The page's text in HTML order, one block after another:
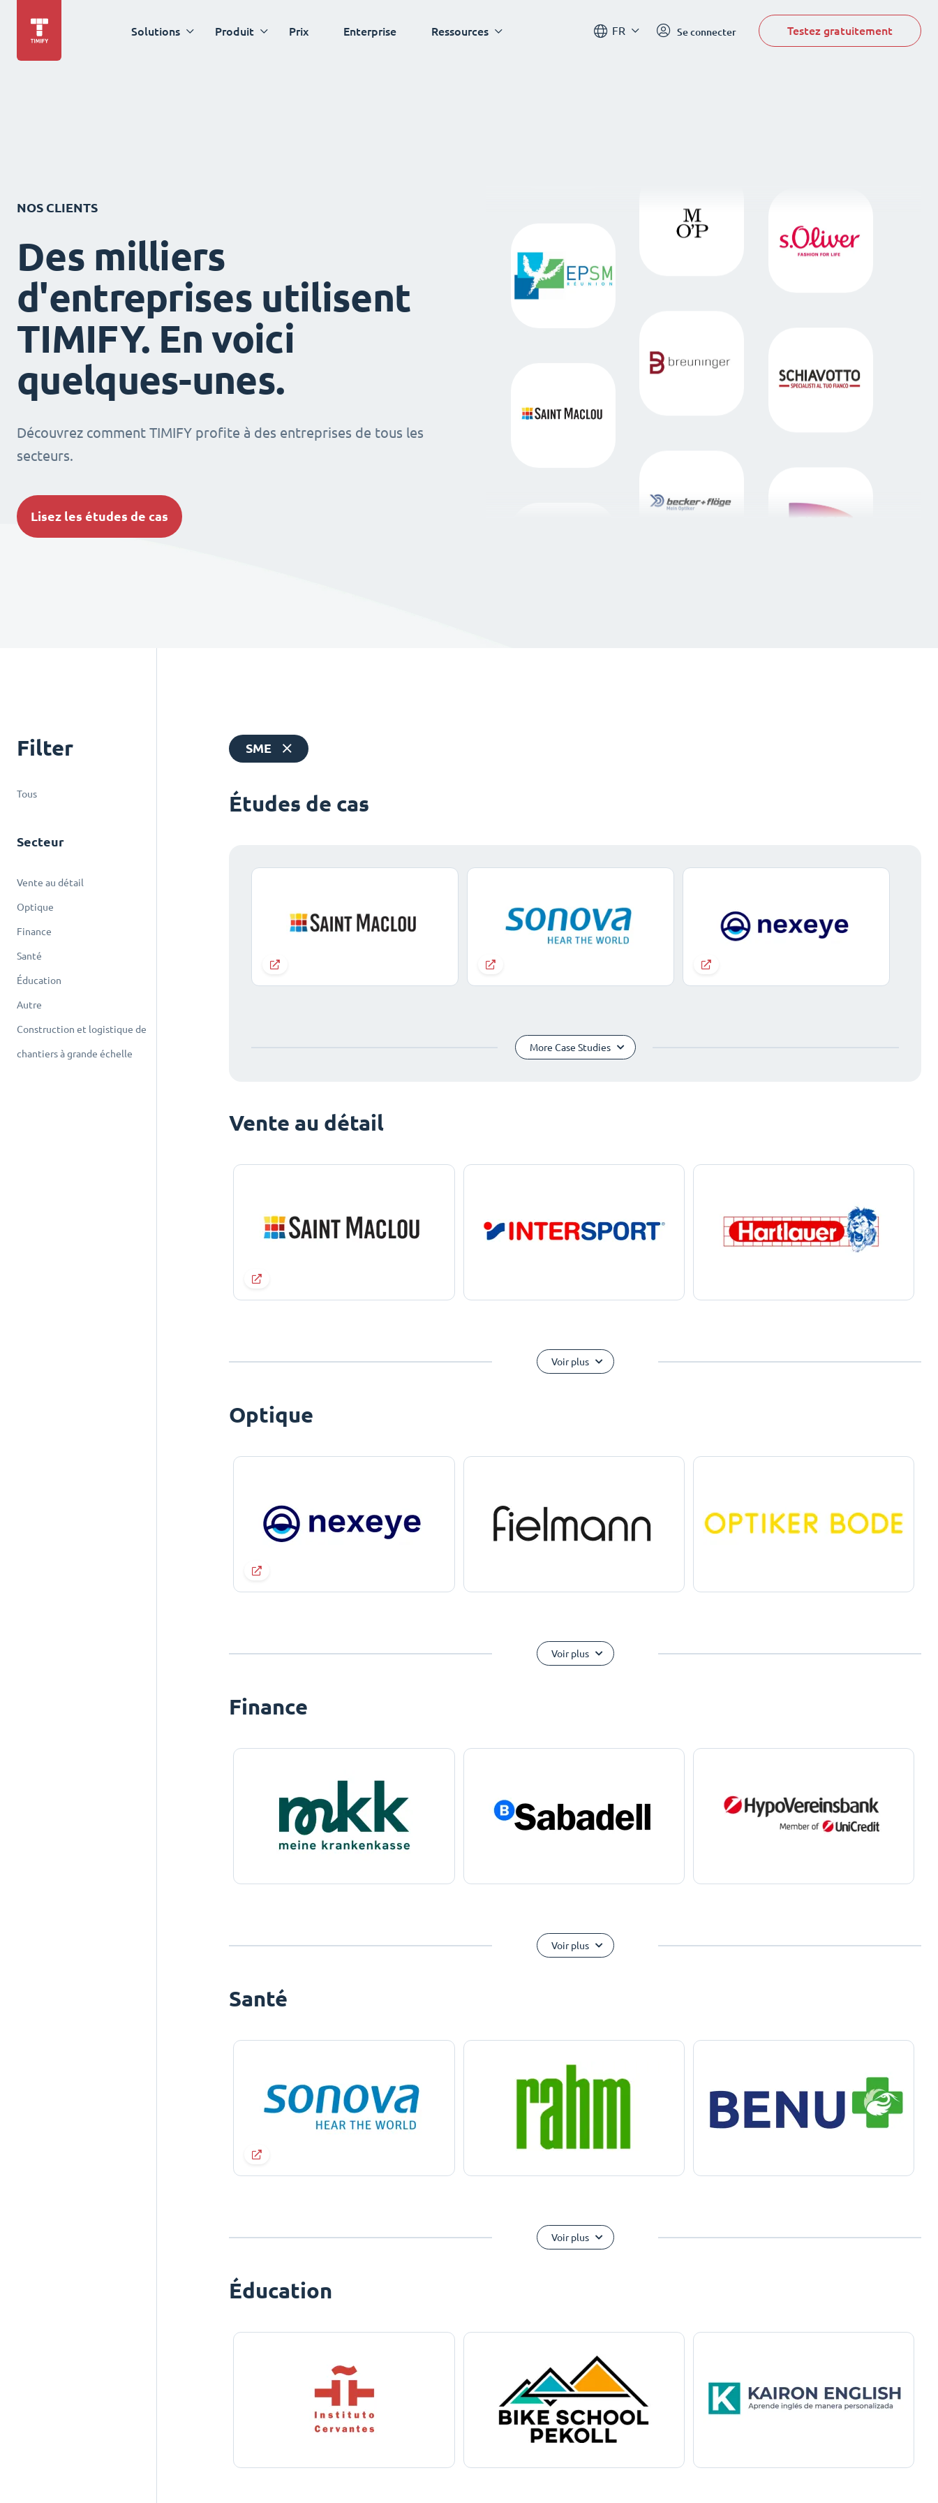
Solutions Produit Prix Enterprise Ressources FR Se connecter Testez gratuitement
NOS CLIENTS
Des milliers
d'entreprises utilisent
TIMIFY. En voici
quelques-unes.
Découvrez comment TIMIFY profite à des entreprises de tous les
secteurs.
Lisez les études de cas
Filter
Tous
Secteur
Vente au détail
Optique
Finance
Santé
Éducation
Autre
Construction et logistique de
chantiers à grande échelle
SME
Études de cas
More Case Studies
Vente au détail
Voir plus
Optique
Voir plus
Finance
Voir plus
Santé
Voir plus
Éducation